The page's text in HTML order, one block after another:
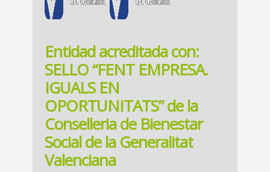
Entidad acreditada con:
SELLO “FENT EMPRESA.
IGUALS EN
OPORTUNITATS” de la
Conselleria de Bienestar
Social de la Generalitat
Valenciana